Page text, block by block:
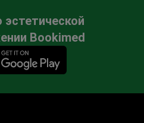
эстетической
Bookimed